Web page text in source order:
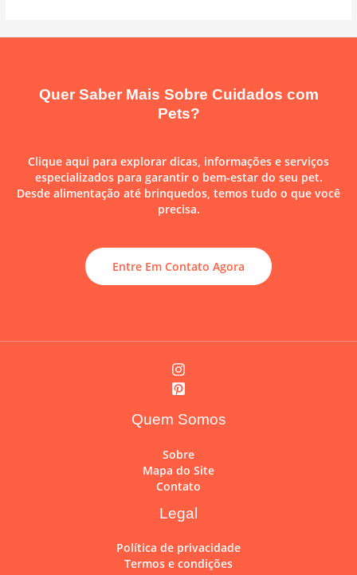
Quer Saber Mais Sobre Cuidados com
Pets?
Clique aqui para explorar dicas, informações e serviços
especializados para garantir o bem-estar do seu pet.
Desde alimentação até brinquedos, temos tudo o que você
precisa.
Entre Em Contato Agora
Quem Somos
Sobre
Mapa do Site
Contato
Legal
Política de privacidade
Termos e condições